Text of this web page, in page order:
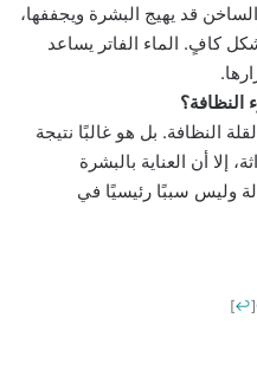
قد يهيج البشرة ويجففها،
كافٍ. الماء الفاتر يساعد
النظافة. بل هو غالبًا نتيجة
إلا أن العناية بالبشرة
وليس سببًا رئيسيًا في
[
↩
]